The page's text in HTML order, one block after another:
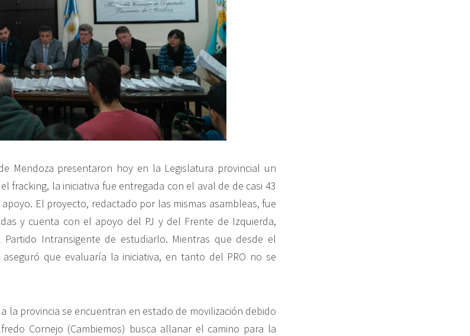
Mendoza presentaron hoy en la Legislatura provincial un
fracking, la iniciativa fue entregada con el aval de de casi 43
El proyecto, redactado por las mismas asambleas, fue
y cuenta con el apoyo del PJ y del Frente de Izquierda,
Intransigente de estudiarlo. Mientras que desde el
que evaluaría la iniciativa, en tanto del PRO no se
la provincia se encuentran en estado de movilización debido
Cornejo (Cambiemos) busca allanar el camino para la